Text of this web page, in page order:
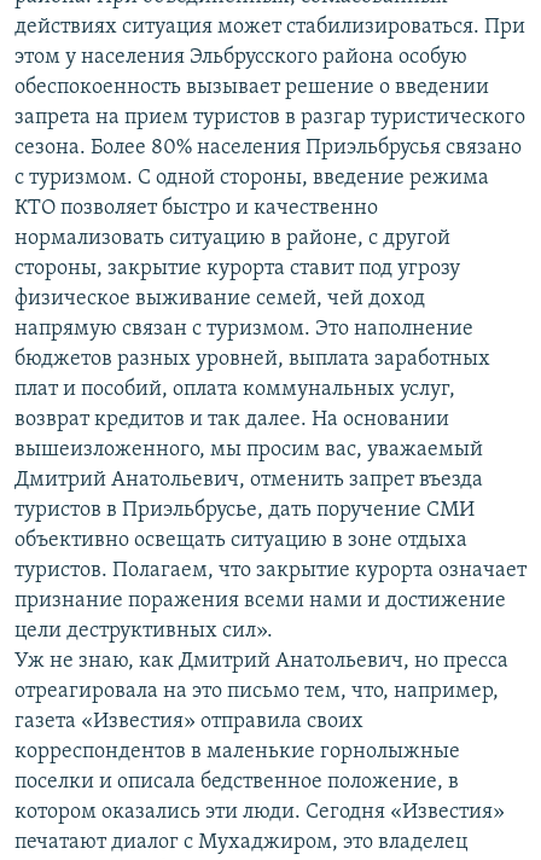
действиях ситуация может стабилизироваться. При
этом у населения Эльбрусского района особую
обеспокоенность вызывает решение о введении
запрета на прием туристов в разгар туристического
сезона. Более 80% населения Приэльбрусья связано
с туризмом. С одной стороны, введение режима
КТО позволяет быстро и качественно
нормализовать ситуацию в районе, с другой
стороны, закрытие курорта ставит под угрозу
физическое выживание семей, чей доход
напрямую связан с туризмом. Это наполнение
бюджетов разных уровней, выплата заработных
плат и пособий, оплата коммунальных услуг,
возврат кредитов и так далее. На основании
вышеизложенного, мы просим вас, уважаемый
Дмитрий Анатольевич, отменить запрет въезда
туристов в Приэльбрусье, дать поручение СМИ
объективно освещать ситуацию в зоне отдыха
туристов. Полагаем, что закрытие курорта означает
признание поражения всеми нами и достижение
цели деструктивных сил».
Уж не знаю, как Дмитрий Анатольевич, но пресса
отреагировала на это письмо тем, что, например,
газета «Известия» отправила своих
корреспондентов в маленькие горнолыжные
поселки и описала бедственное положение, в
котором оказались эти люди. Сегодня «Известия»
печатают диалог с Мухаджиром, это владелец